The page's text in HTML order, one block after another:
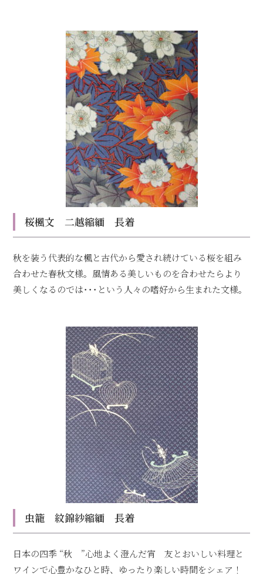
桜楓文 二越縮緬 長着
秋を装う代表的な楓と古代から愛され続けている桜を組み
合わせた春秋文様。風情ある美しいものを合わせたらより
美しくなるのでは･･･という人々の嗜好から生まれた文様。
虫籠 紋錦紗縮緬 長着
日本の四季 “秋 ”心地よく澄んだ宵 友とおいしい料理と
ワインで心豊かなひと時、ゆったり楽しい時間をシェア！